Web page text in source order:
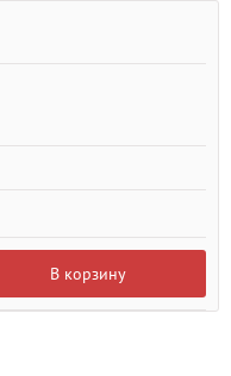
В корзину